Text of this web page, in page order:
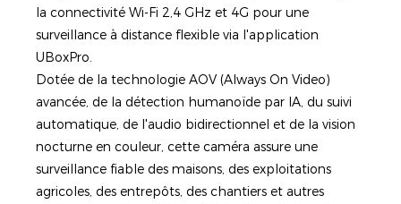
la connectivité Wi-Fi 2,4 GHz et 4G pour une
surveillance à distance flexible via l'application
UBoxPro.
Dotée de la technologie AOV (Always On Video)
avancée, de la détection humanoïde par IA, du suivi
automatique, de l'audio bidirectionnel et de la vision
nocturne en couleur, cette caméra assure une
surveillance fiable des maisons, des exploitations
agricoles, des entrepôts, des chantiers et autres